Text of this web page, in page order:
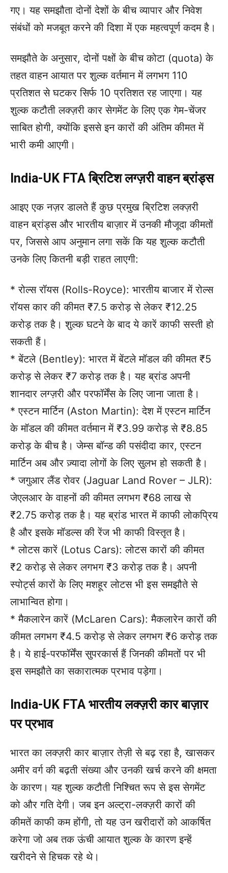
गए। यह समझौता दोनों देशों के बीच व्यापार और निवेश
संबंधों को मजबूत करने की दिशा में एक महत्वपूर्ण कदम है।
समझौते के अनुसार, दोनों पक्षों के बीच कोटा (quota) के
तहत वाहन आयात पर शुल्क वर्तमान में लगभग 110
प्रतिशत से घटकर सिर्फ 10 प्रतिशत रह जाएगा। यह
शुल्क कटौती लक्ज़री कार सेगमेंट के लिए एक गेम-चेंजर
साबित होगी, क्योंकि इससे इन कारों की अंतिम कीमत में
भारी कमी आएगी।
India-UK FTA ब्रिटिश लग्ज़री वाहन ब्रांड्स
आइए एक नज़र डालते हैं कुछ प्रमुख ब्रिटिश लक्ज़री
वाहन ब्रांड्स और भारतीय बाज़ार में उनकी मौजूदा कीमतों
पर, जिससे आप अनुमान लगा सकें कि यह शुल्क कटौती
उनके लिए कितनी बड़ी राहत लाएगी:
* रोल्स रॉयस (Rolls-Royce): भारतीय बाजार में रोल्स
रॉयस कार की कीमत ₹7.5 करोड़ से लेकर ₹12.25
करोड़ तक है। शुल्क घटने के बाद ये कारें काफी सस्ती हो
सकती हैं।
* बेंटले (Bentley): भारत में बेंटले मॉडल की कीमत ₹5
करोड़ से लेकर ₹7 करोड़ तक है। यह ब्रांड अपनी
शानदार लग्ज़री और परफॉर्मेंस के लिए जाना जाता है।
* एस्टन मार्टिन (Aston Martin): देश में एस्टन मार्टिन
के मॉडल की कीमत वर्तमान में ₹3.99 करोड़ से ₹8.85
करोड़ के बीच है। जेम्स बॉन्ड की पसंदीदा कार, एस्टन
मार्टिन अब और ज़्यादा लोगों के लिए सुलभ हो सकती है।
* जगुआर लैंड रोवर (Jaguar Land Rover – JLR):
जेएलआर के वाहनों की कीमत लगभग ₹68 लाख से
₹2.75 करोड़ तक है। यह ब्रांड भारत में काफी लोकप्रिय
है और इसके मॉडल्स की रेंज भी काफी विस्तृत है।
* लोटस कारें (Lotus Cars): लोटस कारों की कीमत
₹2 करोड़ से लेकर लगभग ₹3 करोड़ तक है। अपनी
स्पोर्ट्स कारों के लिए मशहूर लोटस भी इस समझौते से
लाभान्वित होगा।
* मैकलारेन कारें (McLaren Cars): मैकलारेन कारों की
कीमत लगभग ₹4.5 करोड़ से लेकर लगभग ₹6 करोड़ तक
है। ये हाई-परफॉर्मेंस सुपरकार्स हैं जिनकी कीमतों पर भी
इस समझौते का सकारात्मक प्रभाव पड़ेगा।
India-UK FTA भारतीय लक्ज़री कार बाज़ार
पर प्रभाव
भारत का लक्ज़री कार बाज़ार तेज़ी से बढ़ रहा है, खासकर
अमीर वर्ग की बढ़ती संख्या और उनकी खर्च करने की क्षमता
के कारण। यह शुल्क कटौती निश्चित रूप से इस सेगमेंट
को और गति देगी। जब इन अल्ट्रा-लक्ज़री कारों की
कीमतें काफी कम होंगी, तो यह उन खरीदारों को आकर्षित
करेगा जो अब तक ऊंची आयात शुल्क के कारण इन्हें
खरीदने से हिचक रहे थे।